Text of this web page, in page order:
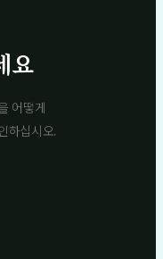
요
어떻게
하십시오.